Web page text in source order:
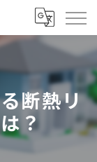
断熱リ
？